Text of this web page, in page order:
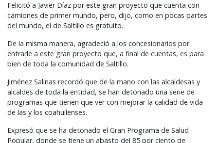
Felicitó a Javier Díaz por este gran proyecto que cuenta con
camiones de primer mundo, pero, dijo, como en pocas partes
del mundo, el de Saltillo es gratuito.
De la misma manera, agradeció a los concesionarios por
entrarle a este gran proyecto que, a final de cuentas, es para
bien de toda la comunidad de Saltillo.
Jiménez Salinas recordó que de la mano con las alcaldesas y
alcaldes de toda la entidad, se han detonado una serie de
programas que tienen que ver con mejorar la calidad de vida
de las y los coahuilenses.
Expresó que se ha detonado el Gran Programa de Salud
Popular, donde se tiene un abasto del 85 por ciento de